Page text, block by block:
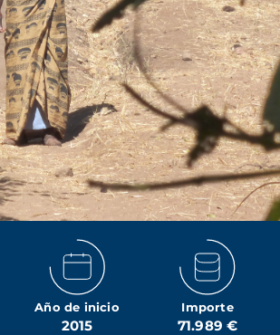
Año de inicio
2015
Importe
71.989 €